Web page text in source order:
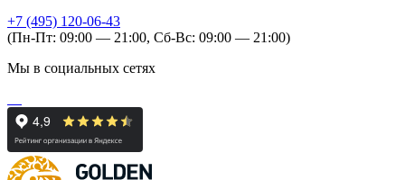
+7 (495) 120-06-43
(Пн-Пт: 09:00 — 21:00, Сб-Вс: 09:00 — 21:00)
Мы в социальных сетях